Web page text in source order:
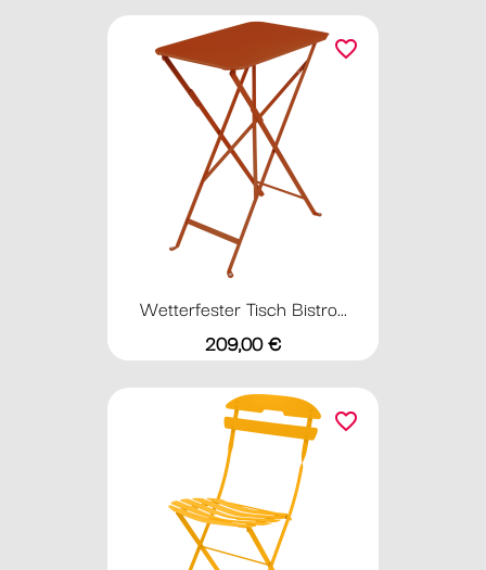
Wetterfester Tisch Bistro...
Preis
209,00 €
favorite_border
favorite_border